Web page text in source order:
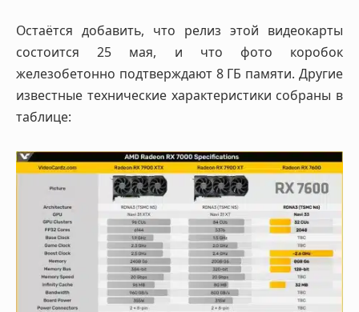
Остаётся добавить, что релиз этой видеокарты
состоится 25 мая, и что фото коробок
железобетонно подтверждают 8 ГБ памяти. Другие
известные технические характеристики собраны в
таблице: